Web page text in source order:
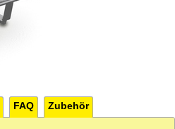
FAQ Zubehör